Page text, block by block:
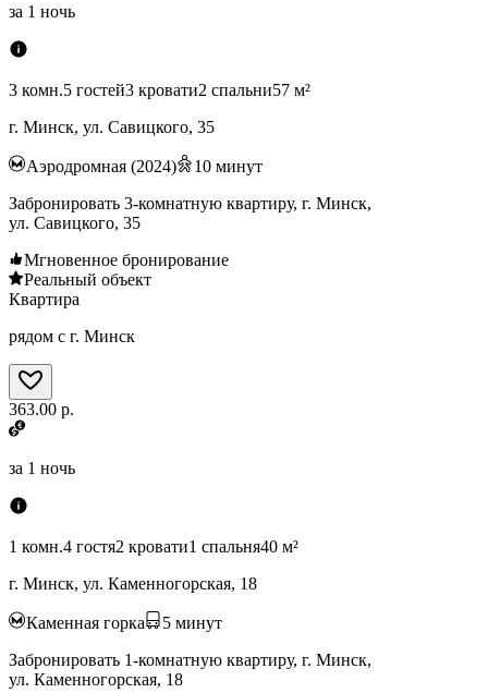
за 1 ночь
3 комн.5 гостей3 кровати2 спальни57 м²
г. Минск, ул. Савицкого, 35
Аэродромная (2024) 10 минут
Забронировать 3-комнатную квартиру, г. Минск,
ул. Савицкого, 35
Мгновенное бронирование
Реальный объект
Квартира
рядом с г. Минск
363.00 р.
за 1 ночь
1 комн.4 гостя2 кровати1 спальня40 м²
г. Минск, ул. Каменногорская, 18
Каменная горка 5 минут
Забронировать 1-комнатную квартиру, г. Минск,
ул. Каменногорская, 18